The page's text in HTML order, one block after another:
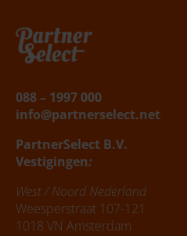
088 – 1997 000
info@partnerselect.net
PartnerSelect B.V.
Vestigingen:
West / Noord Nederland
Weesperstraat 107-121
1018 VN Amsterdam